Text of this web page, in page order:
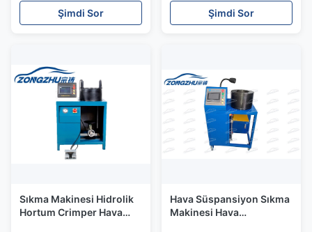
220V 380V
Şimdi Sor
Manuel 3KW 32 MP
Düşük Gürültü
Şimdi Sor
Sıkma Makinesi Hidrolik
Hortum Crimper Hava
Hava Süspansiyon Sıkma
Makinesi Hava